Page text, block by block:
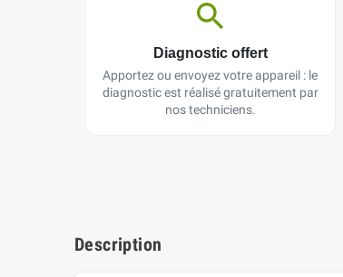
Diagnostic offert
Apportez ou envoyez votre appareil : le
diagnostic est réalisé gratuitement par
nos techniciens.
Description